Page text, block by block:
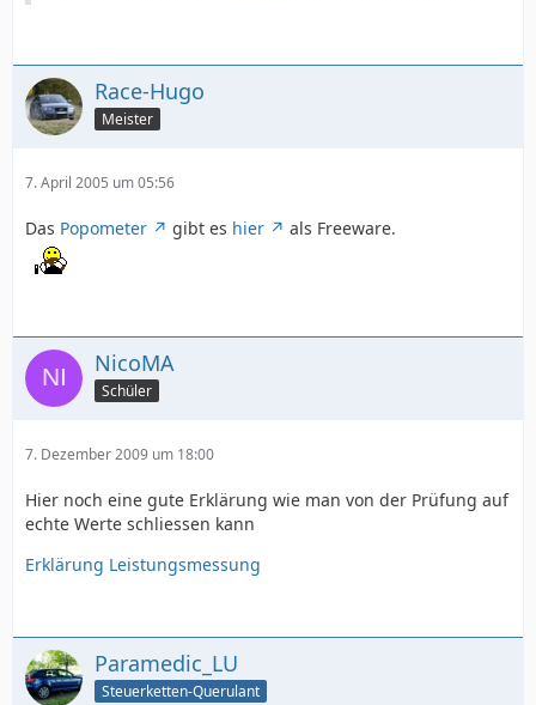
Race-Hugo
Meister
7. April 2005 um 05:56
Das Popometer gibt es hier als Freeware.
NicoMA
Schüler
7. Dezember 2009 um 18:00
Hier noch eine gute Erklärung wie man von der Prüfung auf
echte Werte schliessen kann
Erklärung Leistungsmessung
Paramedic_LU
Steuerketten-Querulant